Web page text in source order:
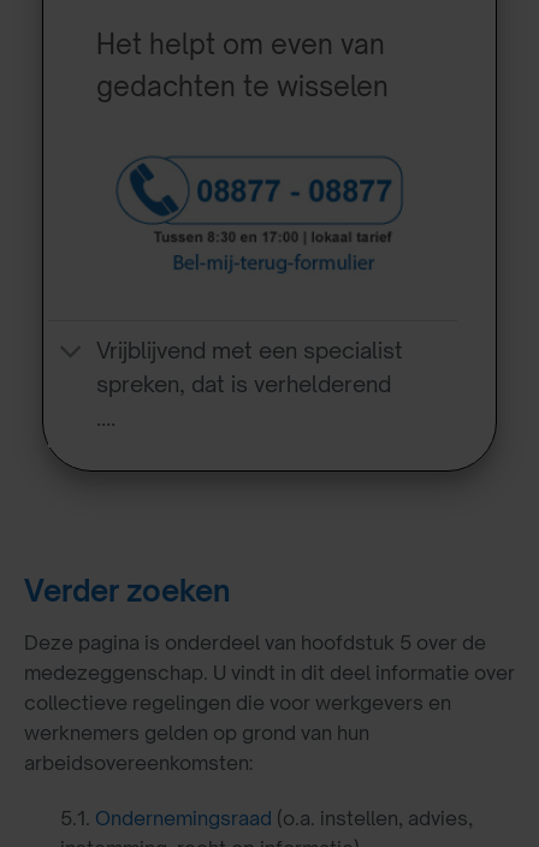
Het helpt om even van
gedachten te wisselen
Vrijblijvend met een specialist
spreken, dat is verhelderend
….
Verder zoeken
Deze pagina is onderdeel van hoofdstuk 5 over de
medezeggenschap. U vindt in dit deel informatie over
collectieve regelingen die voor werkgevers en
werknemers gelden op grond van hun
arbeidsovereenkomsten:
5.1. Ondernemingsraad (o.a. instellen, advies,